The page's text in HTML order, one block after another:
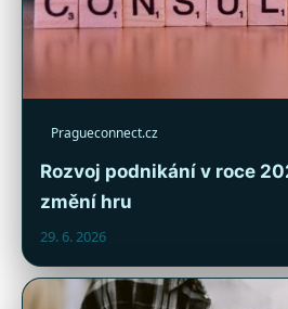
Pragueconnect.cz
Rozvoj podnikání v roce
změní hru
29. 6. 2026